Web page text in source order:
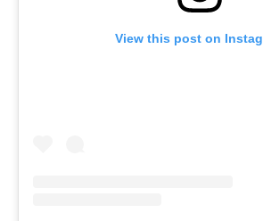
View this post on